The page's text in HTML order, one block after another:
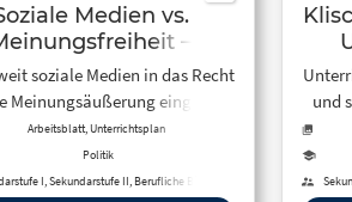
Medien vs.
–
soziale Medien in das Recht
Meinungsäußerung eingreifen
dürfen, wird in dieser
behandelt.
Arbeitsblatt, Unterrichtsplan
Politik
I, Sekundarstufe II, Berufliche Bildung
und